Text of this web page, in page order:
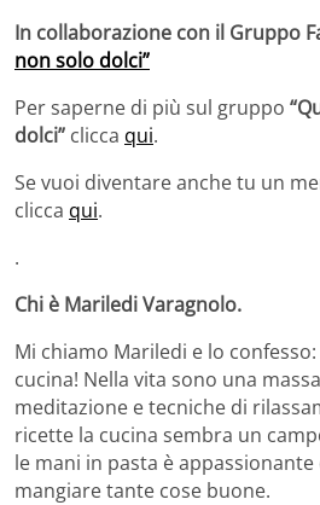
In collaborazione con il Gruppo
non solo dolci”
Per saperne di più sul gruppo
dolci” clicca qui.
Se vuoi diventare anche tu un
clicca qui.
.
Chi è Mariledi Varagnolo.
Mi chiamo Mariledi e lo
cucina! Nella vita sono una
meditazione e tecniche di
ricette la cucina sembra un
le mani in pasta è
mangiare tante cose buone.